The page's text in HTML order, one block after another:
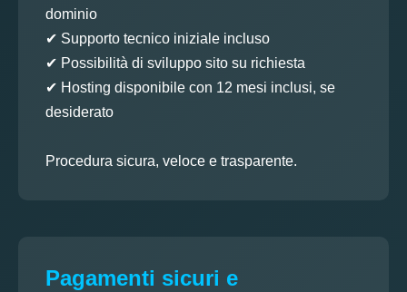
dominio
✔ Supporto tecnico iniziale incluso
✔ Possibilità di sviluppo sito su richiesta
✔ Hosting disponibile con 12 mesi inclusi, se
desiderato
Procedura sicura, veloce e trasparente.
Pagamenti sicuri e